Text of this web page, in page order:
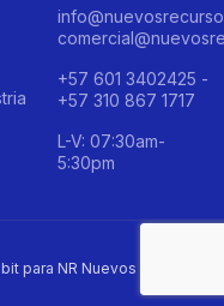
+57 601 3402425 -
+57 310 867 1717
L-V: 07:30am-
5:30pm
para NR Nuevos Recursos